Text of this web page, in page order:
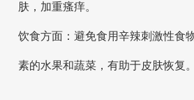
肤，加重瘙痒。
饮食方面：避免食用辛辣刺激性食
素的水果和蔬菜，有助于皮肤恢复。